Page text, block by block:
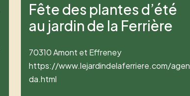
Fête des plantes d’été
au jardin de la Ferrière
70310 Amont et Effreney
https://www.lejardindelaferriere.com/agen
da.html